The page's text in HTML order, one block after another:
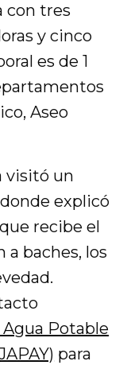
con tres
y cinco
es de 1
Aseo
visitó un
explicó
recibe el
baches, los
Potable
para